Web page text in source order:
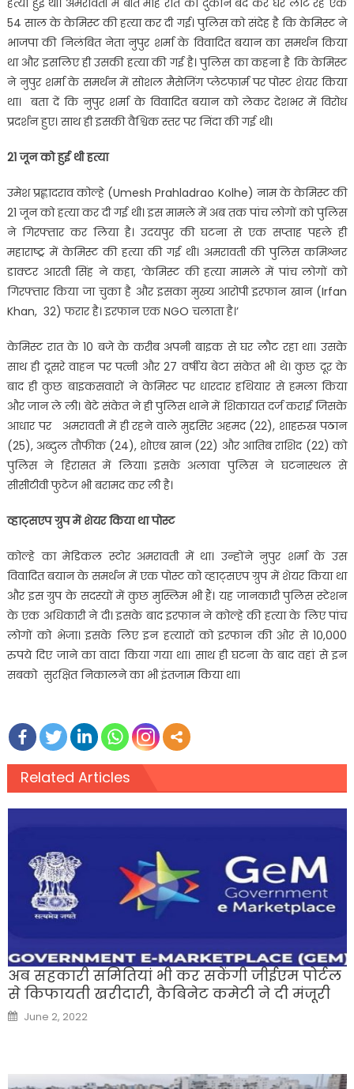
हत्या हुई थी। अमरावती में बीते माह रात को दुकान बंद कर घर लौट रहे एक
54 साल के केमिस्ट की हत्या कर दी गई। पुलिस को संदेह है कि केमिस्ट ने
भाजपा की निलंबित नेता नुपुर शर्मा के विवादित बयान का समर्थन किया
था और इसलिए ही उसकी हत्या की गई है। पुलिस का कहना है कि केमिस्ट
ने नुपुर शर्मा के समर्थन में सोशल मैसेजिंग प्लेटफार्म पर पोस्ट शेयर किया
था। बता दें कि नुपुर शर्मा के विवादित बयान को लेकर देशभर में विरोध
प्रदर्शन हुए। साथ ही इसकी वैश्विक स्तर पर निंदा की गई थी।
21 जून को हुई थी हत्या
उमेश प्रह्लादराव कोल्हे (Umesh Prahladrao Kolhe) नाम के केमिस्ट की
21 जून को हत्या कर दी गई थी। इस मामले में अब तक पांच लोगों को पुलिस
ने गिरफ्तार कर लिया है। उदयपुर की घटना से एक सप्ताह पहले ही
महाराष्ट्र में केमिस्ट की हत्या की गई थी। अमरावती की पुलिस कमिश्नर
डाक्टर आरती सिंह ने कहा, ‘केमिस्ट की हत्या मामले में पांच लोगों को
गिरफ्तार किया जा चुका है और इसका मुख्य आरोपी इरफान खान (Irfan
Khan, 32) फरार है। इरफान एक NGO चलाता है।’
केमिस्ट रात के 10 बजे के करीब अपनी बाइक से घर लौट रहा था। उसके
साथ ही दूसरे वाहन पर पत्नी और 27 वर्षीय बेटा संकेत भी थे। कुछ दूर के
बाद ही कुछ बाइकसवारों ने केमिस्ट पर धारदार हथियार से हमला किया
और जान ले ली। बेटे संकेत ने ही पुलिस थाने में शिकायत दर्ज कराई जिसके
आधार पर अमरावती में ही रहने वाले मुद्दसिर अहमद (22), शाहरुख पठान
(25), अब्दुल तौफीक (24), शोएब खान (22) और आतिब राशिद (22) को
पुलिस ने हिरासत में लिया। इसके अलावा पुलिस ने घटनास्थल से
सीसीटीवी फुटेज भी बरामद कर ली है।
व्हाट्सएप ग्रुप में शेयर किया था पोस्ट
कोल्हे का मेडिकल स्टोर अमरावती में था। उन्होंने नुपुर शर्मा के उस
विवादित बयान के समर्थन में एक पोस्ट को व्हाट्सएप ग्रुप में शेयर किया था
और इस ग्रुप के सदस्यों में कुछ मुस्लिम भी हैं। यह जानकारी पुलिस स्टेशन
के एक अधिकारी ने दी। इसके बाद इरफान ने कोल्हे की हत्या के लिए पांच
लोगों को भेजा। इसके लिए इन हत्यारों को इरफान की ओर से 10,000
रुपये दिए जाने का वादा किया गया था। साथ ही घटना के बाद वहां से इन
सबको सुरक्षित निकालने का भी इंतजाम किया था।
Related Articles
अब सहकारी समितियां भी कर सकेंगी जीईएम पोर्टल
से किफायती खरीदारी, कैबिनेट कमेटी ने दी मंजूरी
Posted
on
June 2, 2022